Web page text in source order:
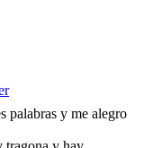
palabras y me alegro